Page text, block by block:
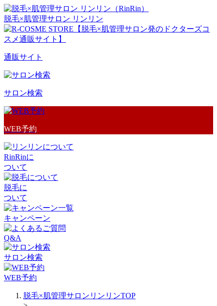
脱毛×肌管理サロン リンリン
通販サイト
サロン検索
WEB予約
RinRinに
ついて
脱毛に
ついて
キャンペーン
Q&A
サロン検索
WEB予約
脱毛×肌管理サロンリンリンTOP